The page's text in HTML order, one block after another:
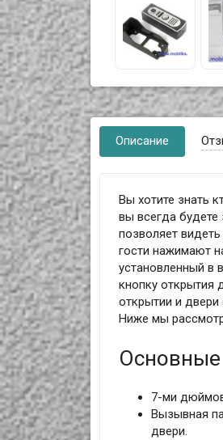
Описание
Вы хотите знать
вы всегда
позволяет
гости нажимают
установленный в
кнопку открытия
открытии и
Ниже мы
7-ми
Вызывная
двери.